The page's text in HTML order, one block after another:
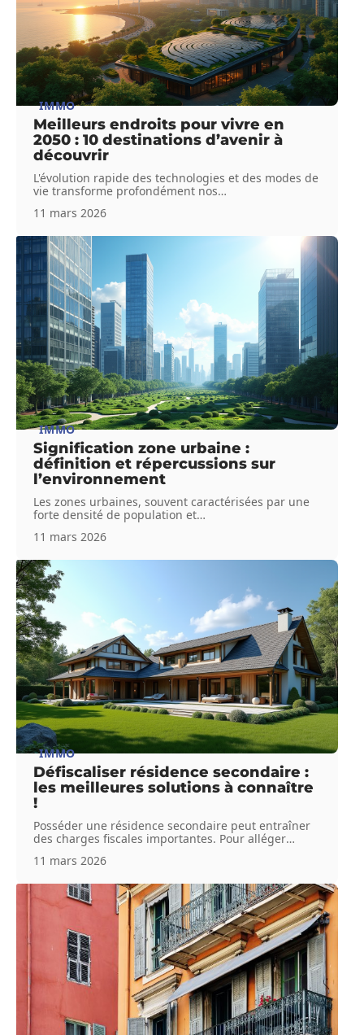
IMMO
Meilleurs endroits pour vivre en
2050 : 10 destinations d’avenir à
découvrir
L'évolution rapide des technologies et des modes de
vie transforme profondément nos…
11 mars 2026
IMMO
Signification zone urbaine :
définition et répercussions sur
l’environnement
Les zones urbaines, souvent caractérisées par une
forte densité de population et…
11 mars 2026
IMMO
Défiscaliser résidence secondaire :
les meilleures solutions à connaître
!
Posséder une résidence secondaire peut entraîner
des charges fiscales importantes. Pour alléger…
11 mars 2026